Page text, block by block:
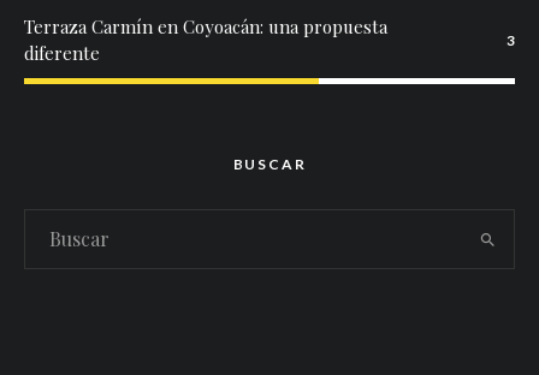
Terraza Carmín en Coyoacán: una propuesta
diferente
3
BUSCAR